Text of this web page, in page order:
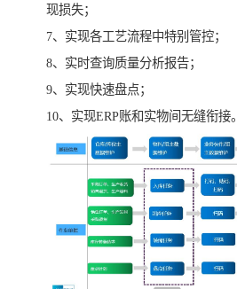
现损失；
7、实现各工艺流程中特别管控；
8、实时查询质量分析报告；
9、实现快速盘点；
10、实现ERP账和实物间无缝衔接。